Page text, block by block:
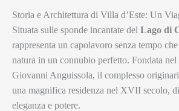
Storia e Architettura di Villa d’Este: Un
Situata sulle sponde incantate del Lago di
rappresenta un capolavoro senza tempo
natura in un connubio perfetto. Fondata
Giovanni Anguissola, il complesso
una magnifica residenza nel XVII secolo,
eleganza e potere.